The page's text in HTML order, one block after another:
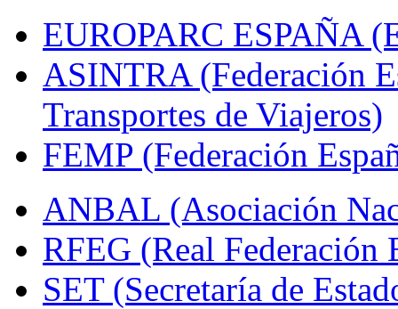
EUROPARC ESPAÑA
ASINTRA (Federación
Transportes de Viajeros)
FEMP (Federación
ANBAL (Asociación
RFEG (Real Federación
SET (Secretaría de